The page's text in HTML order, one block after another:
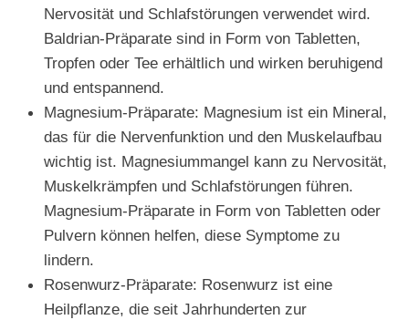
Nervosität und Schlafstörungen verwendet wird.
Baldrian-Präparate sind in Form von Tabletten,
Tropfen oder Tee erhältlich und wirken beruhigend
und entspannend.
Magnesium-Präparate: Magnesium ist ein Mineral,
das für die Nervenfunktion und den Muskelaufbau
wichtig ist. Magnesiummangel kann zu Nervosität,
Muskelkrämpfen und Schlafstörungen führen.
Magnesium-Präparate in Form von Tabletten oder
Pulvern können helfen, diese Symptome zu
lindern.
Rosenwurz-Präparate: Rosenwurz ist eine
Heilpflanze, die seit Jahrhunderten zur